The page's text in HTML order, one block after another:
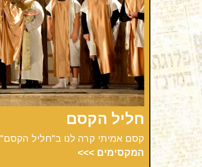
חליל הקסם
קסם אמיתי קרה לנו ב"חליל הקסם"
המקסימים >>>